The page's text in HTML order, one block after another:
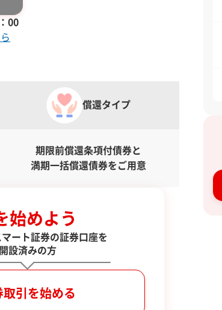
00
償還タイプ
期限前償還条項付債券と
満期一括償還債券をご用意
始めよう
ート証券の証券口座を
開設済みの方
取引を始める